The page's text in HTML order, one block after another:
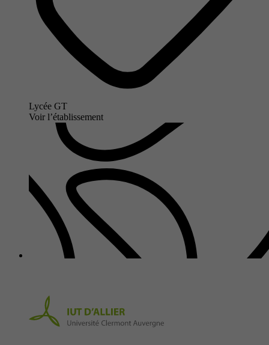
Lycée GT
Voir l’établissement